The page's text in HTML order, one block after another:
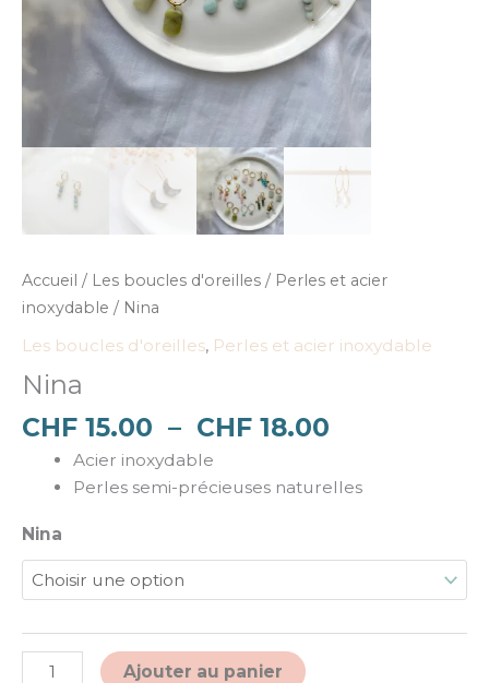
Accueil / Les boucles d'oreilles / Perles et acier
inoxydable / Nina
Les boucles d'oreilles, Perles et acier inoxydable
Nina
CHF 15.00 – CHF 18.00
Acier inoxydable
Perles semi-précieuses naturelles
Nina
Ajouter au panier Alternative: